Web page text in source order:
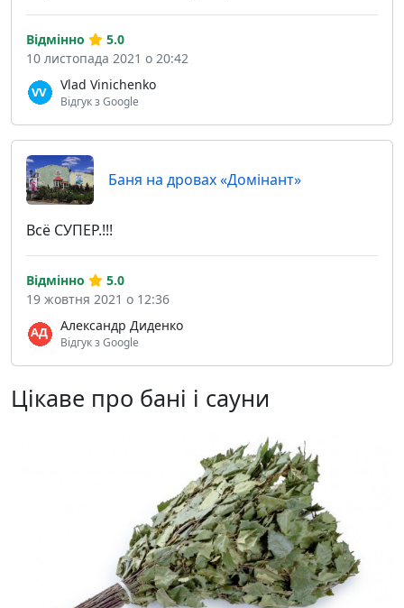
Vlad Vinichenko
Відгук з Google
Відмінно
5.0
10 листопада 2021 о 20:42
Баня на дровах «Домiнант»
Всё СУПЕР.!!!
Александр Диденко
Відгук з Google
Відмінно
5.0
19 жовтня 2021 о 12:36
Цікаве про бані і сауни